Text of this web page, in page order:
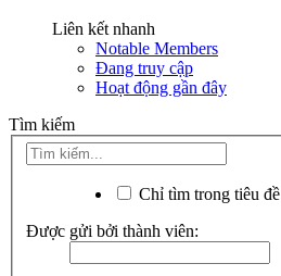
Liên kết nhanh
Notable Members
Đang truy cập
Hoạt động gần đây
Tìm kiếm
Chỉ tìm trong tiêu đề
Được gửi bởi thành viên: